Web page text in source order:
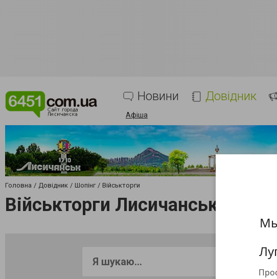
Новини Довідник
Афіша
Головна Довідник Шопінг Військторги
Військторги Лисичанськ